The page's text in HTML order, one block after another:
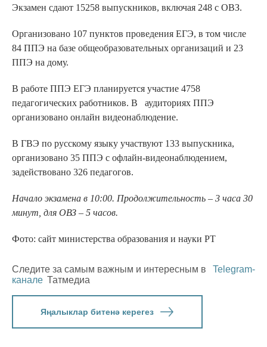
Экзамен сдают 15258 выпускников, включая 248 с ОВЗ.
Организовано 107 пунктов проведения ЕГЭ, в том числе
84 ППЭ на базе общеобразовательных организаций и 23
ППЭ на дому.
В работе ППЭ ЕГЭ планируется участие 4758
педагогических работников. В аудиториях ППЭ
организовано онлайн видеонаблюдение.
В ГВЭ по русскому языку участвуют 133 выпускника,
организовано 35 ППЭ с офлайн-видеонаблюдением,
задействовано 326 педагогов.
Начало экзамена в 10:00. Продолжительность – 3 часа 30
минут, для ОВЗ – 5 часов.
Фото: сайт министерства образования и науки РТ
Следите за самым важным и интересным в
Telegram-
канале Татмедиа
Яңалыклар битенә керегез